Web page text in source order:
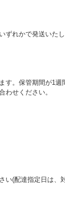
れかで発送いたし
。保管期間が1
わせください。
(配達指定日は、